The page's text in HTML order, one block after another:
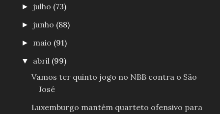
► julho (73)
► junho (88)
► maio (91)
▼ abril (99)
Vamos ter quinto jogo no NBB contra o São
José
Luxemburgo mantém quarteto ofensivo para